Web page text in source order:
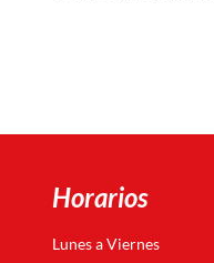
Horarios
Lunes a Viernes